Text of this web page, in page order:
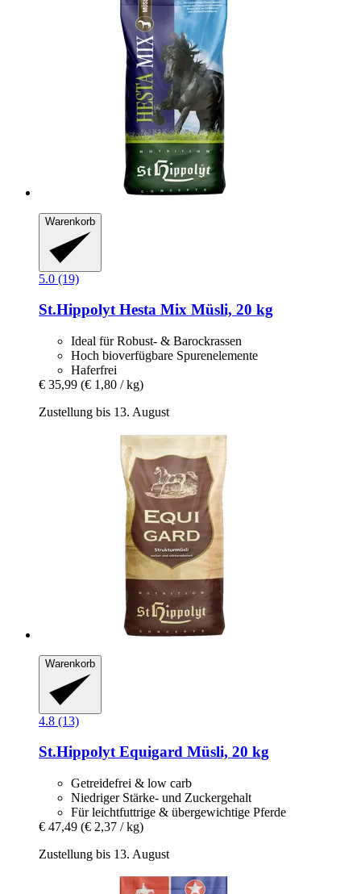
Warenkorb
5.0 (19)
St.HippolytHesta Mix Müsli, 20 kg
Ideal für Robust- & Barockrassen
Hoch bioverfügbare Spurenelemente
Haferfrei
€ 35,99 (€ 1,80 / kg)
Zustellung bis 13. August
Warenkorb
4.8 (13)
St.HippolytEquigard Müsli, 20 kg
Getreidefrei & low carb
Niedriger Stärke- und Zuckergehalt
Für leichtfuttrige & übergewichtige Pferde
€ 47,49 (€ 2,37 / kg)
Zustellung bis 13. August